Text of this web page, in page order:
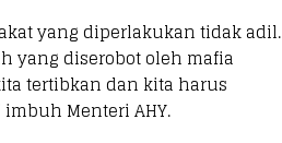
yang diperlakukan tidak adil.
yang diserobot oleh mafia
tertibkan dan kita harus
Menteri AHY.